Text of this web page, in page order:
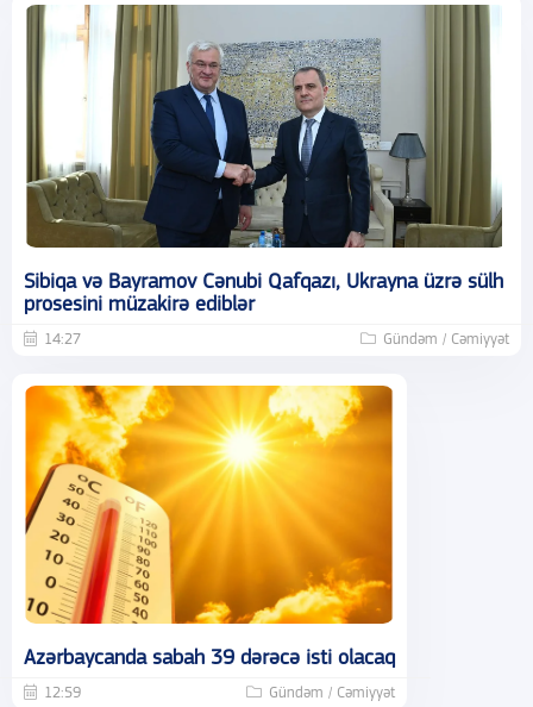
Sibiqa və Bayramov Cənubi Qafqazı, Ukrayna üzrə sülh
prosesini müzakirə ediblər
14:27 Gündəm / Cəmiyyət
Azərbaycanda sabah 39 dərəcə isti olacaq
12:59 Gündəm / Cəmiyyət